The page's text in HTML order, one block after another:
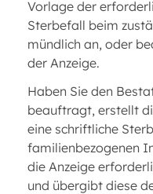
Vorlage der
Sterbefall beim
mündlich an, oder
der Anzeige.
Haben Sie den
beauftragt, erstellt
eine schriftliche
familienbezogenen
die Anzeige
und übergibt diese